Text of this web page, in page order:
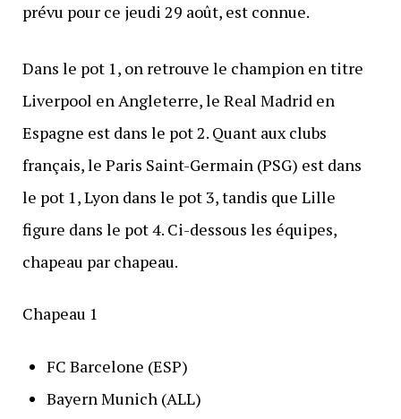
prévu pour ce jeudi 29 août, est connue.
Dans le pot 1, on retrouve le champion en titre
Liverpool en Angleterre, le Real Madrid en
Espagne est dans le pot 2. Quant aux clubs
français, le Paris Saint-Germain (PSG) est dans
le pot 1, Lyon dans le pot 3, tandis que Lille
figure dans le pot 4. Ci-dessous les équipes,
chapeau par chapeau.
Chapeau 1
FC Barcelone (ESP)
Bayern Munich (ALL)